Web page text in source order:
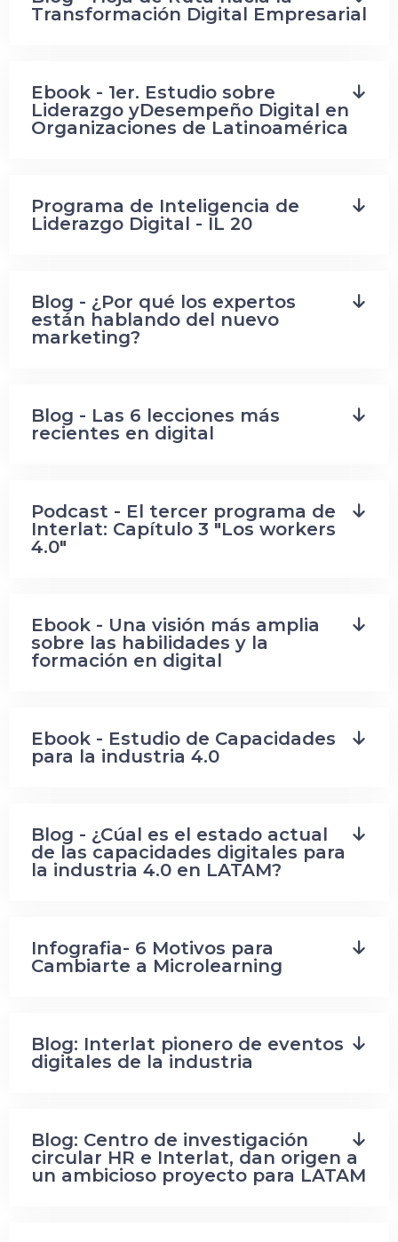
Transformación Digital Empresarial
Ebook - 1er. Estudio sobre
Liderazgo yDesempeño Digital en
Organizaciones de Latinoamérica
Programa de Inteligencia de
Liderazgo Digital - IL 20
Blog - ¿Por qué los expertos
están hablando del nuevo
marketing?
Blog - Las 6 lecciones más
recientes en digital
Podcast - El tercer programa de
Interlat: Capítulo 3 "Los workers
4.0"
Ebook - Una visión más amplia
sobre las habilidades y la
formación en digital
Ebook - Estudio de Capacidades
para la industria 4.0
Blog - ¿Cúal es el estado actual
de las capacidades digitales para
la industria 4.0 en LATAM?
Infografia- 6 Motivos para
Cambiarte a Microlearning
Blog: Interlat pionero de eventos
digitales de la industria
Blog: Centro de investigación
circular HR e Interlat, dan origen a
un ambicioso proyecto para LATAM